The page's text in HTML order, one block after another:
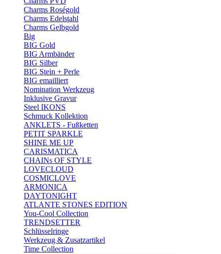
Charms Roségold
Charms Edelstahl
Charms Gelbgold
Big
BIG Gold
BIG Armbänder
BIG Silber
BIG Stein + Perle
BIG emailliert
Nomination Werkzeug
Inklusive Gravur
Steel IKONS
Schmuck Kollektion
ANKLETS - Fußketten
PETIT SPARKLE
SHINE ME UP
CARISMATICA
CHAINs OF STYLE
LOVECLOUD
COSMICLOVE
ARMONICA
DAYTONIGHT
ATLANTE STONES EDITION
You-Cool Collection
TRENDSETTER
Schlüsselringe
Werkzeug & Zusatzartikel
Time Collection